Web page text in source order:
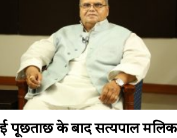
पूछताछ के बाद सत्यपाल मलिक